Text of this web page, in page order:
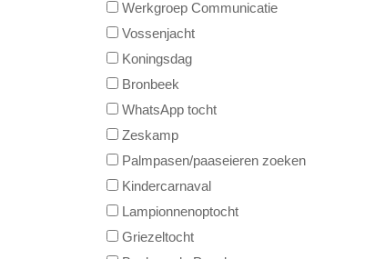
Werkgroep Communicatie
Vossenjacht
Koningsdag
Bronbeek
WhatsApp tocht
Zeskamp
Palmpasen/paaseieren zoeken
Kindercarnaval
Lampionnenoptocht
Griezeltocht